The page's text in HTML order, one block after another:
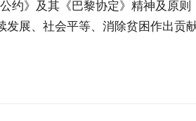
》及其《巴黎协定》精神及原则
展、社会平等、消除贫困作出贡献